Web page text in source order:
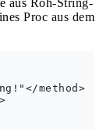
aus Roh-String-
Proc aus dem
method>